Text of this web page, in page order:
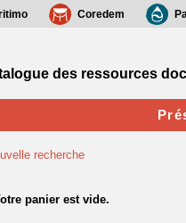
recherche
Coredem
des ressources